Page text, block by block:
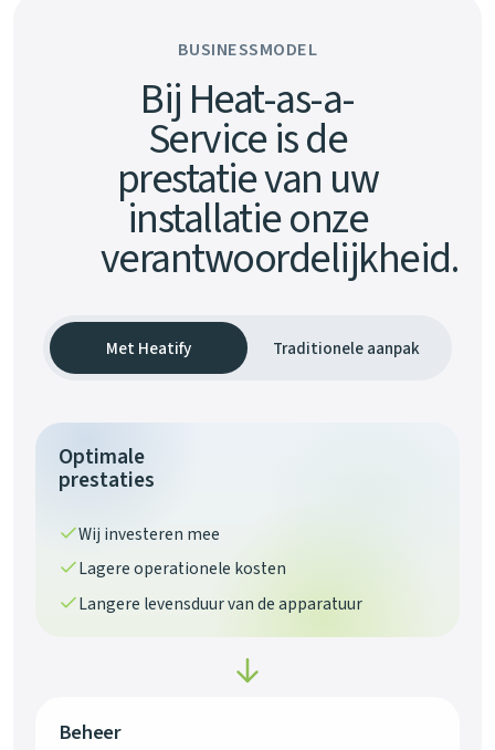
BUSINESSMODEL
Bij Heat-as-a-
Service is de
prestatie van uw
installatie onze
verantwoordelijkheid.
Met Heatify Traditionele aanpak
Optimale
prestaties
Wij investeren mee
Lagere operationele kosten
Langere levensduur van de apparatuur
Beheer